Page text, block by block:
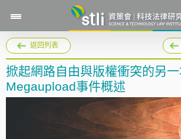
返回列表
掀起網路自由與版權衝突的另
Megaupload事件概述